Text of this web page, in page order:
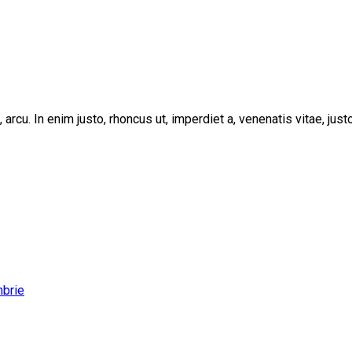
In enim justo, rhoncus ut, imperdiet a, venenatis vitae,